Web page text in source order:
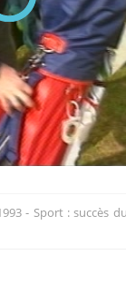
- Sport : succès